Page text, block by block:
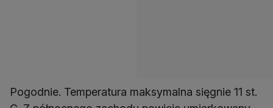
Pogodnie. Temperatura maksymalna sięgnie 11 st.